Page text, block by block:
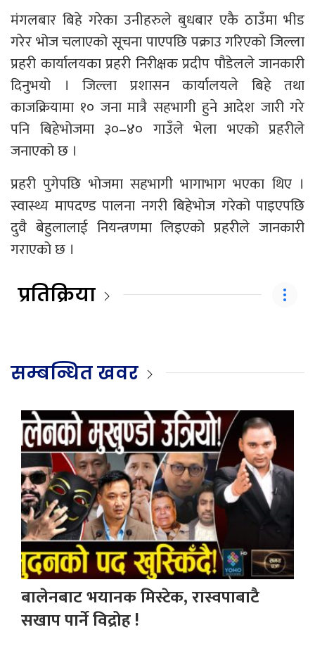
मंगलबार बिहे गरेका उनीहरुले बुधबार एकै ठाउँमा भीड
गरेर भोज चलाएको सूचना पाएपछि पक्राउ गरिएको जिल्ला
प्रहरी कार्यालयका प्रहरी निरीक्षक प्रदीप पौडेलले जानकारी
दिनुभयो । जिल्ला प्रशासन कार्यालयले बिहे तथा
काजक्रियामा १० जना मात्रै सहभागी हुने आदेश जारी गरे
पनि बिहेभोजमा ३०–४० गाउँले भेला भएको प्रहरीले
जनाएको छ ।
प्रहरी पुगेपछि भोजमा सहभागी भागाभाग भएका थिए ।
स्वास्थ्य मापदण्ड पालना नगरी बिहेभोज गरेको पाइएपछि
दुवै बेहुलालाई नियन्त्रणमा लिइएको प्रहरीले जानकारी
गराएको छ ।
प्रतिक्रिया
सम्बन्धित खवर
बालेनबाट भयानक मिस्टेक, रास्वपाबाटै
सखाप पार्ने विद्रोह !